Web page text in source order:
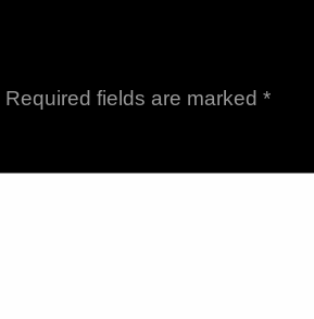
Required fields are marked *